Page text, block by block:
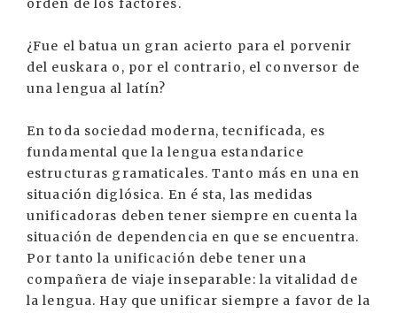
orden de los factores.
¿Fue el batua un gran acierto para el porvenir
del euskara o, por el contrario, el conversor de
una lengua al latín?
En toda sociedad moderna, tecnificada, es
fundamental que la lengua estandarice
estructuras gramaticales. Tanto más en una en
situación diglósica. En é sta, las medidas
unificadoras deben tener siempre en cuenta la
situación de dependencia en que se encuentra.
Por tanto la unificación debe tener una
compañera de viaje inseparable: la vitalidad de
la lengua. Hay que unificar siempre a favor de la